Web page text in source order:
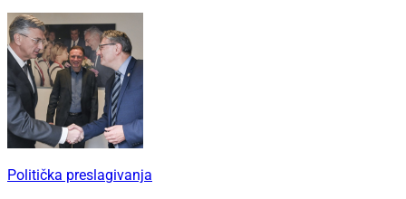
Politička preslagivanja